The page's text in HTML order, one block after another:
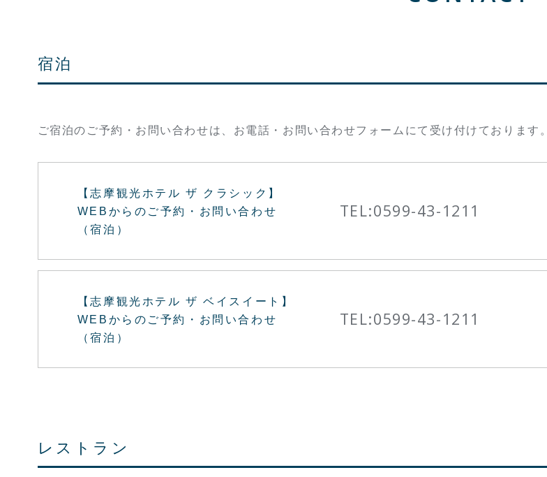
宿泊
ご宿泊のご予約・お問い合わせは、お電話・お問い合わせフォームにて受け付けております。
【志摩観光ホテル ザ クラシック】
WEBからのご予約・お問い合わせ
（宿泊）
TEL:0599-43-1211
【志摩観光ホテル ザ ベイスイート】
WEBからのご予約・お問い合わせ
（宿泊）
TEL:0599-43-1211
レストラン